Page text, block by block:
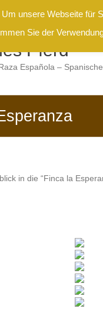
Pferd
Española –
in die “Finca la
Um unsere Webseite für
Sie der